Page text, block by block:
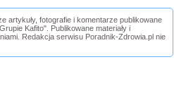
artykuły, fotografie i komentarze publikowane
Kafito". Publikowane materiały i
Redakcja serwisu Poradnik-Zdrowia.pl nie